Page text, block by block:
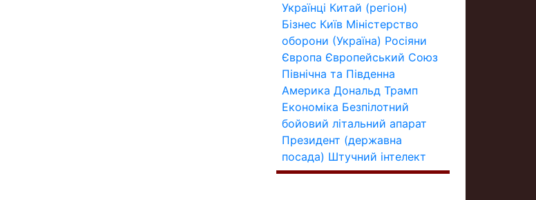
Українці Китай (регіон)
Бізнес Київ Міністерство
оборони (Україна) Росіяни
Європа Європейський Союз
Північна та Південна
Америка Дональд Трамп
Економіка Безпілотний
бойовий літальний апарат
Президент (державна
посада) Штучний інтелект